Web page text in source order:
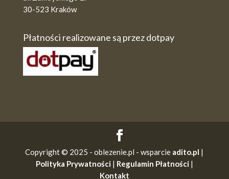
30-523 Kraków
Płatności realizowane są przez dotpay
Copyright © 2025 - oblezenie.pl - wsparcie adito.pl |
Polityka Prywatności | Regulamin Płatności |
Kontakt